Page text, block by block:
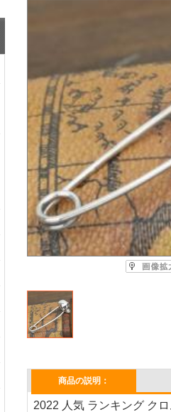
商品の説明：
2022 人気 ランキング ク